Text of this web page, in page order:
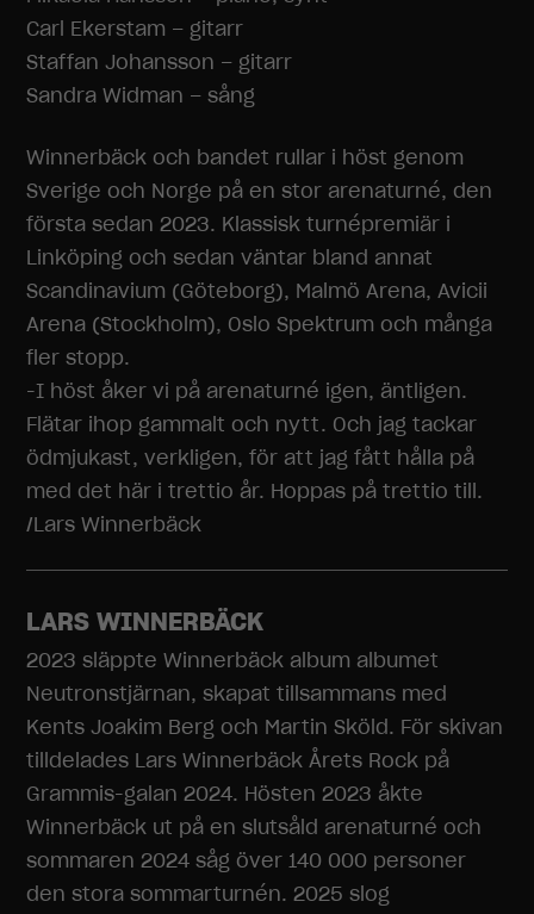
Carl Ekerstam – gitarr
Staffan Johansson – gitarr
Sandra Widman – sång
Winnerbäck och bandet rullar i höst genom
Sverige och Norge på en stor arenaturné, den
första sedan 2023. Klassisk turnépremiär i
Linköping och sedan väntar bland annat
Scandinavium (Göteborg), Malmö Arena, Avicii
Arena (Stockholm), Oslo Spektrum och många
fler stopp.
-I höst åker vi på arenaturné igen, äntligen.
Flätar ihop gammalt och nytt. Och jag tackar
ödmjukast, verkligen, för att jag fått hålla på
med det här i trettio år. Hoppas på trettio till.
/Lars Winnerbäck
LARS WINNERBÄCK
2023 släppte Winnerbäck album albumet
Neutronstjärnan, skapat tillsammans med
Kents Joakim Berg och Martin Sköld. För skivan
tilldelades Lars Winnerbäck Årets Rock på
Grammis-galan 2024. Hösten 2023 åkte
Winnerbäck ut på en slutsåld arenaturné och
sommaren 2024 såg över 140 000 personer
den stora sommarturnén. 2025 slog